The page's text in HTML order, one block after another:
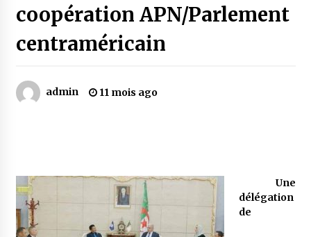
Oum el Gaïla / L’ogresse du M’zab
4 ans ago
5 ans ago
« Père, tiens-moi, je vais tomber ! »
coopération APN/Parlement
centraméricain
admin 11 mois ago
Une
délégation
de